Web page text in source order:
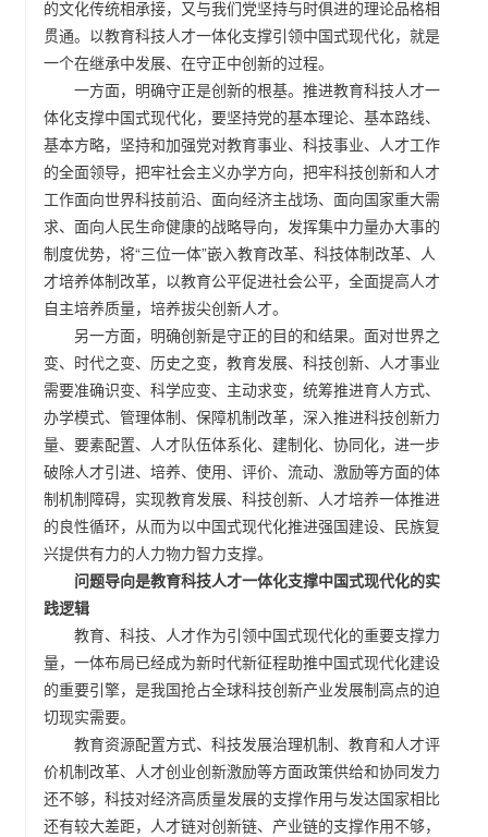
的文化传统相承接，又与我们党坚持与时俱进的理论品格相
贯通。以教育科技人才一体化支撑引领中国式现代化，就是
一个在继承中发展、在守正中创新的过程。
一方面，明确守正是创新的根基。推进教育科技人才一
体化支撑中国式现代化，要坚持党的基本理论、基本路线、
基本方略，坚持和加强党对教育事业、科技事业、人才工作
的全面领导，把牢社会主义办学方向，把牢科技创新和人才
工作面向世界科技前沿、面向经济主战场、面向国家重大需
求、面向人民生命健康的战略导向，发挥集中力量办大事的
制度优势，将“三位一体”嵌入教育改革、科技体制改革、人
才培养体制改革，以教育公平促进社会公平，全面提高人才
自主培养质量，培养拔尖创新人才。
另一方面，明确创新是守正的目的和结果。面对世界之
变、时代之变、历史之变，教育发展、科技创新、人才事业
需要准确识变、科学应变、主动求变，统筹推进育人方式、
办学模式、管理体制、保障机制改革，深入推进科技创新力
量、要素配置、人才队伍体系化、建制化、协同化，进一步
破除人才引进、培养、使用、评价、流动、激励等方面的体
制机制障碍，实现教育发展、科技创新、人才培养一体推进
的良性循环，从而为以中国式现代化推进强国建设、民族复
兴提供有力的人力物力智力支撑。
问题导向是教育科技人才一体化支撑中国式现代化的实
践逻辑
教育、科技、人才作为引领中国式现代化的重要支撑力
量，一体布局已经成为新时代新征程助推中国式现代化建设
的重要引擎，是我国抢占全球科技创新产业发展制高点的迫
切现实需要。
教育资源配置方式、科技发展治理机制、教育和人才评
价机制改革、人才创业创新激励等方面政策供给和协同发力
还不够，科技对经济高质量发展的支撑作用与发达国家相比
还有较大差距，人才链对创新链、产业链的支撑作用不够，